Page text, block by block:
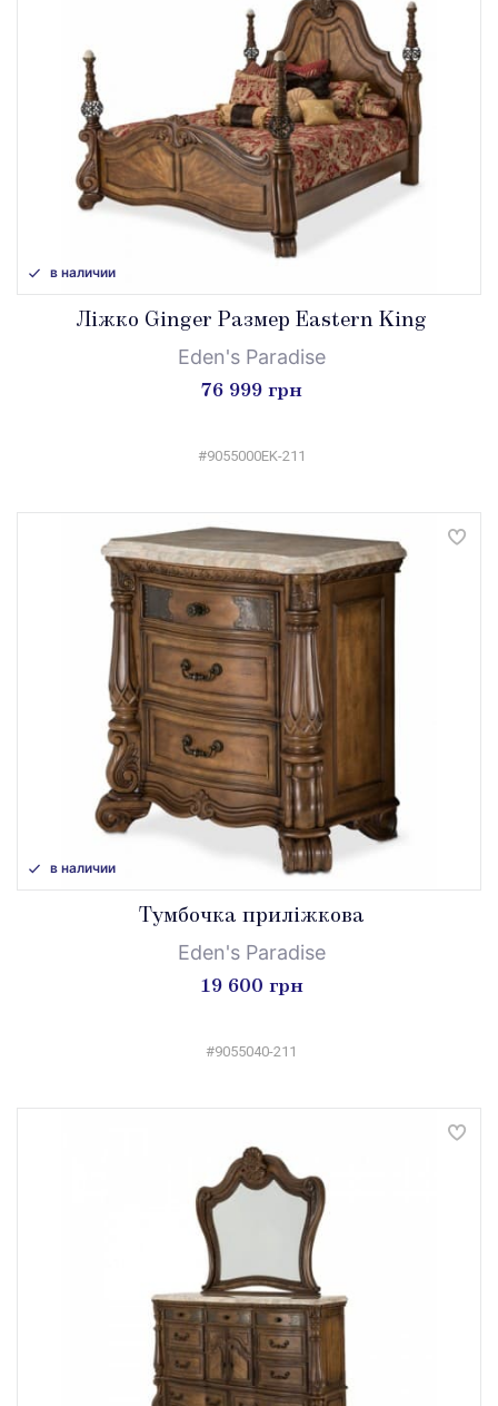
в наличии
Ліжко Ginger Размер Eastern King
Eden's Paradise
76 999 грн
#9055000EK-211
в наличии
Тумбочка приліжкова
Eden's Paradise
19 600 грн
#9055040-211